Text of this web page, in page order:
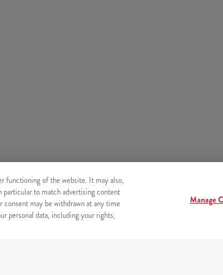
functioning of the website. It may also,
particular to match advertising content
consent may be withdrawn at any time
personal data, including your rights,
Manage